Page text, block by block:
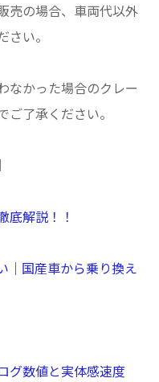
売の場合、車両代以外
い。
なかった場合のクレー
了承ください。
底解説！！
｜国産車から乗り換え
グ数値と実体感速度